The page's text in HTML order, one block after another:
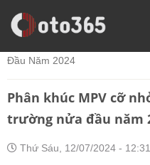
Trang Chủ
Tin Xe
Đầu Năm 2024
Phân khúc MPV cỡ
trường nửa đầu năm
Thứ Sáu, 12/07/2024 -